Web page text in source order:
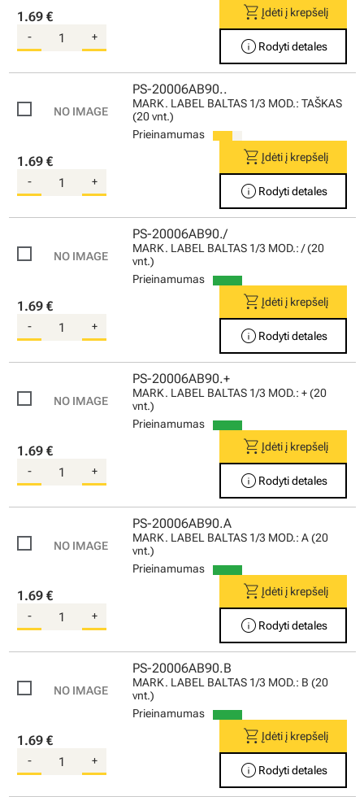
1.69 €
- +
shopping_cartĮdėti į krepšelį
info Rodyti detales
PS-20006AB90..
MARK. LABEL BALTAS 1/3 MOD.: TAŠKAS
(20 vnt.)
Prieinamumas
1.69 €
- +
shopping_cartĮdėti į krepšelį
info Rodyti detales
PS-20006AB90./
MARK. LABEL BALTAS 1/3 MOD.: / (20
vnt.)
Prieinamumas
1.69 €
- +
shopping_cartĮdėti į krepšelį
info Rodyti detales
PS-20006AB90.+
MARK. LABEL BALTAS 1/3 MOD.: + (20
vnt.)
Prieinamumas
1.69 €
- +
shopping_cartĮdėti į krepšelį
info Rodyti detales
PS-20006AB90.A
MARK. LABEL BALTAS 1/3 MOD.: A (20
vnt.)
Prieinamumas
1.69 €
- +
shopping_cartĮdėti į krepšelį
info Rodyti detales
PS-20006AB90.B
MARK. LABEL BALTAS 1/3 MOD.: B (20
vnt.)
Prieinamumas
1.69 €
- +
shopping_cartĮdėti į krepšelį
info Rodyti detales